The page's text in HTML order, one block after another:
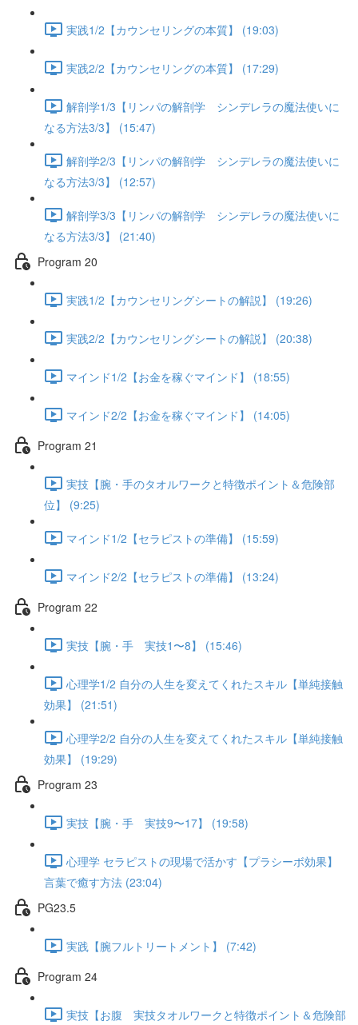
実践1/2【カウンセリングの本質】 (19:03)
実践2/2【カウンセリングの本質】 (17:29)
解剖学1/3【リンパの解剖学 シンデレラの魔法使いに
なる方法3/3】 (15:47)
解剖学2/3【リンパの解剖学 シンデレラの魔法使いに
なる方法3/3】 (12:57)
解剖学3/3【リンパの解剖学 シンデレラの魔法使いに
なる方法3/3】 (21:40)
Program 20
実践1/2【カウンセリングシートの解説】 (19:26)
実践2/2【カウンセリングシートの解説】 (20:38)
マインド1/2【お金を稼ぐマインド】 (18:55)
マインド2/2【お金を稼ぐマインド】 (14:05)
Program 21
実技【腕・手のタオルワークと特徴ポイント＆危険部
位】 (9:25)
マインド1/2【セラピストの準備】 (15:59)
マインド2/2【セラピストの準備】 (13:24)
Program 22
実技【腕・手 実技1〜8】 (15:46)
心理学1/2 自分の人生を変えてくれたスキル【単純接触
効果】 (21:51)
心理学2/2 自分の人生を変えてくれたスキル【単純接触
効果】 (19:29)
Program 23
実技【腕・手 実技9〜17】 (19:58)
心理学 セラピストの現場で活かす【プラシーボ効果】
言葉で癒す方法 (23:04)
PG23.5
実践【腕フルトリートメント】 (7:42)
Program 24
実技【お腹 実技タオルワークと特徴ポイント＆危険部